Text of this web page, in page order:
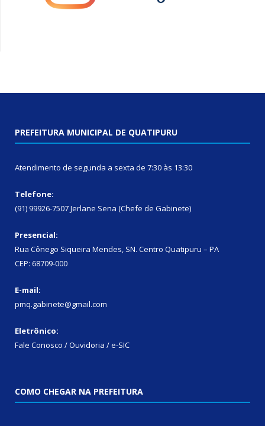
PREFEITURA MUNICIPAL DE QUATIPURU
Atendimento de segunda a sexta de 7:30 às 13:30
Telefone:
(91) 99926-7507 Jerlane Sena (Chefe de Gabinete)
Presencial:
Rua Cônego Siqueira Mendes, SN. Centro Quatipuru – PA
CEP: 68709-000
E-mail:
pmq.gabinete@gmail.com
Eletrônico:
Fale Conosco / Ouvidoria / e-SIC
COMO CHEGAR NA PREFEITURA